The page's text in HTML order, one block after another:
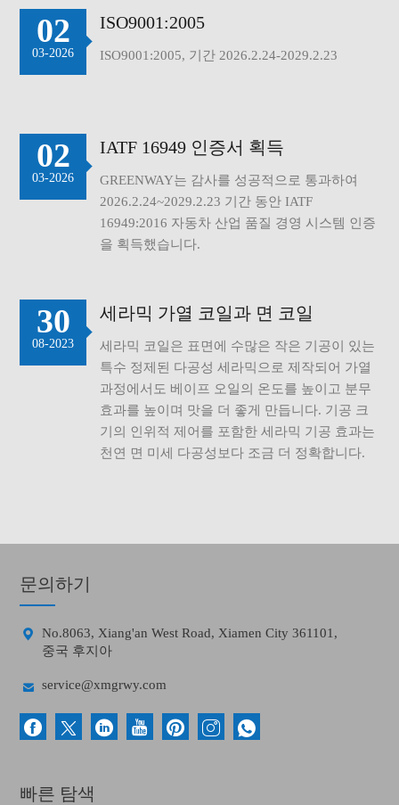
ISO9001:2005
ISO9001:2005, 기간 2026.2.24-2029.2.23
02
03-2026
IATF 16949 인증서 획득
GREENWAY는 감사를 성공적으로 통과하여
2026.2.24~2029.2.23 기간 동안 IATF
16949:2016 자동차 산업 품질 경영 시스템 인증
을 획득했습니다.
02
03-2026
세라믹 가열 코일과 면 코일
세라믹 코일은 표면에 수많은 작은 기공이 있는
특수 정제된 다공성 세라믹으로 제작되어 가열
과정에서도 베이프 오일의 온도를 높이고 분무
효과를 높이며 맛을 더 좋게 만듭니다. 기공 크
기의 인위적 제어를 포함한 세라믹 기공 효과는
천연 면 미세 다공성보다 조금 더 정확합니다.
30
08-2023
문의하기

No.8063, Xiang'an West Road, Xiamen City 361101,
중국 후지아
 service@xmgrwy.com
빠른 탐색